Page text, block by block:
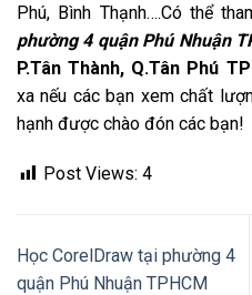
Phú, Bình Thạnh….Có thể
phường 4 quận Phú Nhuận
P.Tân Thành, Q.Tân Phú
xa nếu các bạn xem chất
hạnh được chào đón các bạn!
Post Views: 4
Học CorelDraw tại phường 4
quận Phú Nhuận TPHCM